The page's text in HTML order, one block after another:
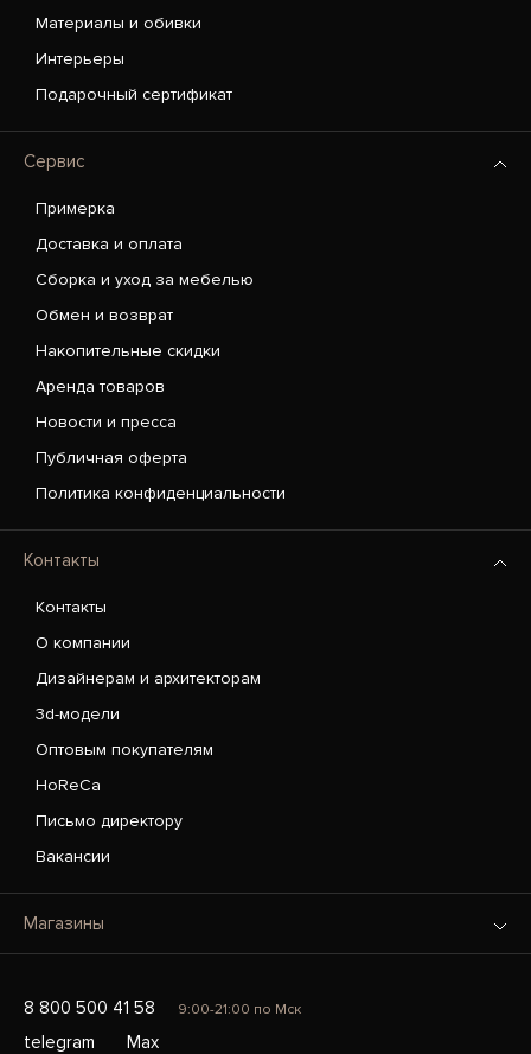
Материалы и обивки
Интерьеры
Подарочный сертификат
Сервис
Примерка
Доставка и оплата
Сборка и уход за мебелью
Обмен и возврат
Накопительные скидки
Аренда товаров
Новости и пресса
Публичная оферта
Политика конфиденциальности
Контакты
Контакты
О компании
Дизайнерам и архитекторам
3d-модели
Оптовым покупателям
HoReCa
Письмо директору
Вакансии
Магазины
8 800 500 41 58 9:00-21:00 по Мск
telegram Max